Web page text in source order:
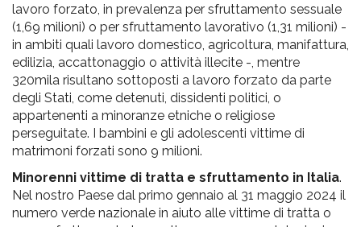
lavoro forzato, in prevalenza per sfruttamento sessuale
(1,69 milioni) o per sfruttamento lavorativo (1,31 milioni) -
in ambiti quali lavoro domestico, agricoltura, manifattura,
edilizia, accattonaggio o attività illecite -, mentre
320mila risultano sottoposti a lavoro forzato da parte
degli Stati, come detenuti, dissidenti politici, o
appartenenti a minoranze etniche o religiose
perseguitate. I bambini e gli adolescenti vittime di
matrimoni forzati sono 9 milioni.
Minorenni vittime di tratta e sfruttamento in Italia.
Nel nostro Paese dal primo gennaio al 31 maggio 2024 il
numero verde nazionale in aiuto alle vittime di tratta o